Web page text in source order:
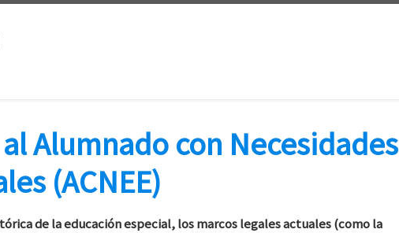
Alumnado con Necesidades
(ACNEE)
de la educación especial, los marcos legales actuales (como la